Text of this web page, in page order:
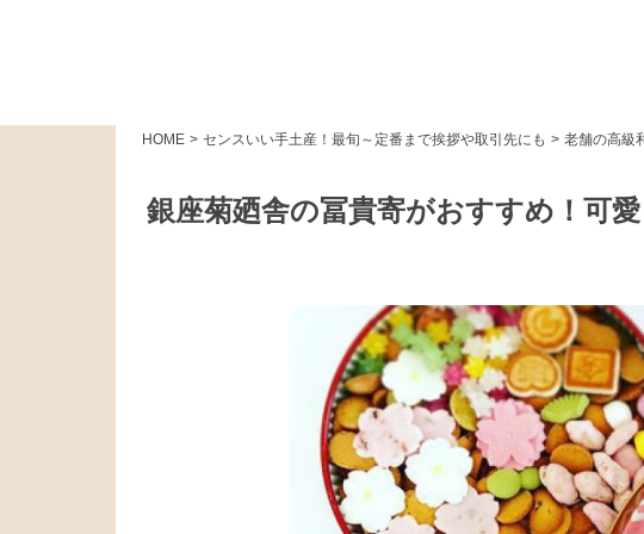
HOME > センスいい手土産！最旬～定番まで挨拶や取引先にも > 老舗の高級
銀座菊廼舎の冨貴寄がおすすめ！可